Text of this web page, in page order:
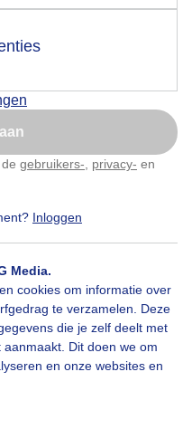
gebruikers- privacy- en
Inloggen
Media.
cookies om informatie over
te verzamelen. Deze
die je zelf deelt met
Dit doen we om
en onze websites en
51x bekeken
de popup
later
te passen